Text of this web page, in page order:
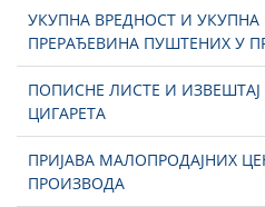
УКУПНА ВРЕДНОСТ И
ПРЕРАЂЕВИНА ПУШТЕНИХ У
ПОПИСНЕ ЛИСТЕ И
ЦИГАРЕТА
ПРИЈАВА МАЛОПРОДАЈНИХ
ПРОИЗВОДА